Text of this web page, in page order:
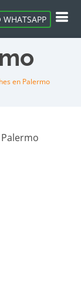
WHATSAPP
en Palermo